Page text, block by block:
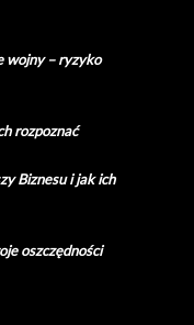
wojny – ryzyko
rozpoznać
Biznesu i jak ich
oszczędności